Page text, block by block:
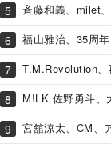
斉藤和義、milet
福山雅治、35周
T.M.Revolution、
M!LK 佐野勇斗、
宮舘涼太、CM、